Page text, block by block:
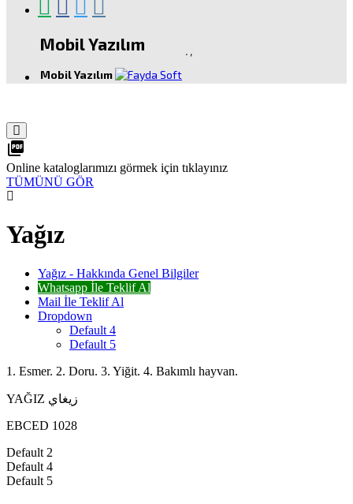
Mobil Yazılım
Mobil Yazılım
. ,
picture_as_pdf
Online kataloglarımızı görmek için tıklayınız
TÜMÜNÜ GÖR
Yağız
Yağız - Hakkında Genel Bilgiler
Whatsapp İle Teklif Al
Mail İle Teklif Al
Dropdown
Default 4
Default 5
1. Esmer. 2. Doru. 3. Yiğit. 4. Bakımlı hayvan.
YAĞIZ زيغاي
EBCED 1028
Default 2
Default 4
Default 5